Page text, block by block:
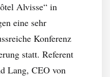
Alvisse“ in
eine sehr
Konferenz
statt. Referent
Lang, CEO von